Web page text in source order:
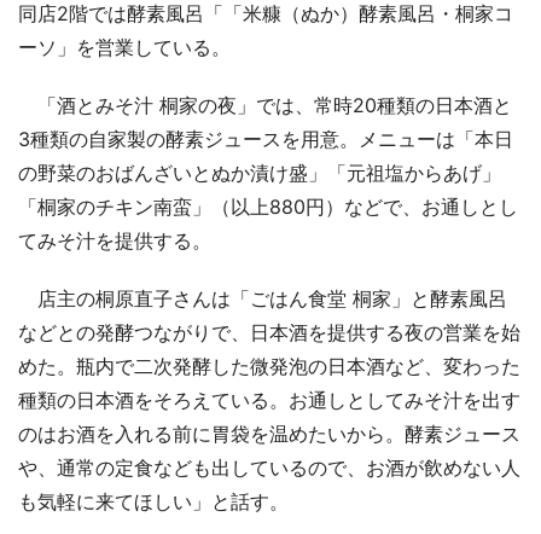
同店2階では酵素風呂「「米糠（ぬか）酵素風呂・桐家コ
ーソ」を営業している。
「酒とみそ汁 桐家の夜」では、常時20種類の日本酒と
3種類の自家製の酵素ジュースを用意。メニューは「本日
の野菜のおばんざいとぬか漬け盛」「元祖塩からあげ」
「桐家のチキン南蛮」（以上880円）などで、お通しとし
てみそ汁を提供する。
店主の桐原直子さんは「ごはん食堂 桐家」と酵素風呂
などとの発酵つながりで、日本酒を提供する夜の営業を始
めた。瓶内で二次発酵した微発泡の日本酒など、変わった
種類の日本酒をそろえている。お通しとしてみそ汁を出す
のはお酒を入れる前に胃袋を温めたいから。酵素ジュース
や、通常の定食なども出しているので、お酒が飲めない人
も気軽に来てほしい」と話す。